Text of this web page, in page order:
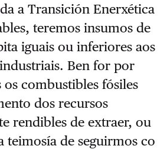
a Transición Enerxética
teremos insumos de
iguais ou inferiores aos
Ben for por
combustibles fósiles
dos recursos
rendibles de extraer, ou
teimosía de seguirmos co